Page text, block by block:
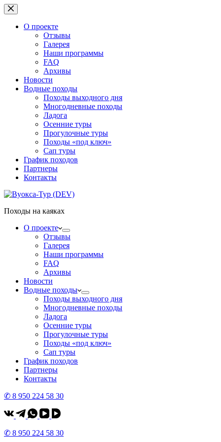
Перейти
к
сути
О проекте
Отзывы
Галерея
Наши программы
FAQ
Архивы
Новости
Водные походы
Походы выходного дня
Многодневные походы
Ладога
Осенние туры
Прогулочные туры
Походы «под ключ»
Сап туры
График походов
Партнеры
Контакты
Походы на каяках
О проекте
Отзывы
Галерея
Наши программы
FAQ
Архивы
Новости
Водные походы
Походы выходного дня
Многодневные походы
Ладога
Осенние туры
Прогулочные туры
Походы «под ключ»
Сап туры
График походов
Партнеры
Контакты
✆ 8 950 224 58 30
✆ 8 950 224 58 30